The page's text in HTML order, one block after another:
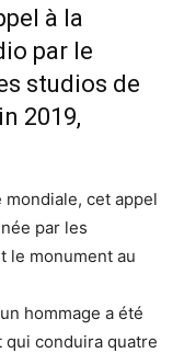
à la
par le
studios de
2019,
cet appel
par les
le monument au
hommage a été
conduira quatre